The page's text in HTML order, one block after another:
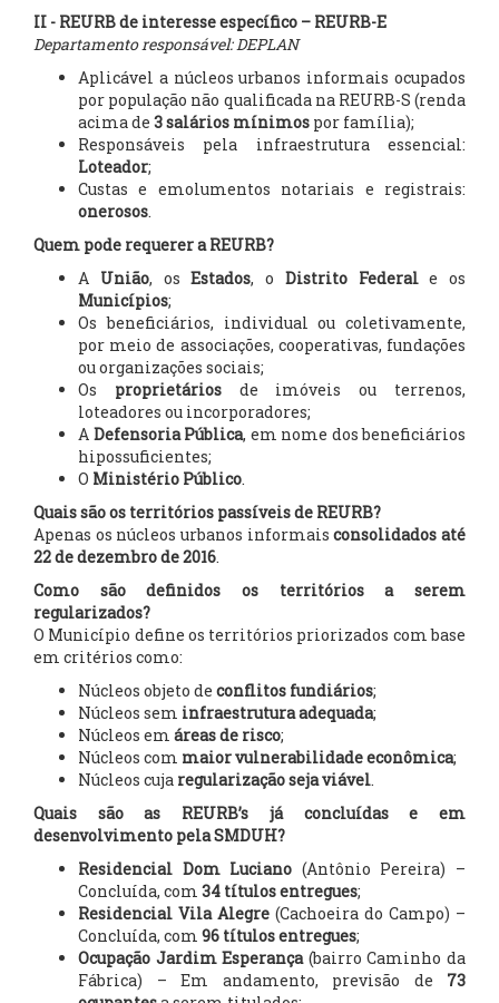
II - REURB de interesse específico – REURB-E
Departamento responsável: DEPLAN
Aplicável a núcleos urbanos informais ocupados
por população não qualificada na REURB-S (renda
acima de 3 salários mínimos por família);
Responsáveis pela infraestrutura essencial:
Loteador;
Custas e emolumentos notariais e registrais:
onerosos.
Quem pode requerer a REURB?
A União, osEstados, o Distrito Federale os
Municípios;
Os beneficiários, individual ou coletivamente,
por meio de associações, cooperativas, fundações
ou organizações sociais;
Os proprietáriosde imóveis ou terrenos,
loteadores ou incorporadores;
A Defensoria Pública, em nome dos beneficiários
hipossuficientes;
O Ministério Público.
Quais são os territórios passíveis de REURB?
Apenas os núcleos urbanos informaisconsolidados até
22 de dezembro de 2016.
Como são definidos os territórios a serem
regularizados?
O Município define os territórios priorizados com base
em critérios como:
Núcleos objeto de conflitos fundiários;
Núcleos sem infraestrutura adequada;
Núcleos em áreas de risco;
Núcleos com maior vulnerabilidade econômica;
Núcleos cuja regularização seja viável.
Quais são as REURB’s já concluídas e em
desenvolvimento pela SMDUH?
Residencial Dom Luciano (Antônio Pereira) –
Concluída, com 34 títulos entregues;
Residencial Vila Alegre (Cachoeira do Campo) –
Concluída, com 96 títulos entregues;
Ocupação Jardim Esperança(bairro Caminho da
Fábrica) – Em andamento, previsão de 73